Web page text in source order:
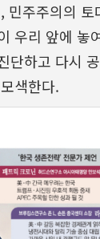
민주주의의 토
우리 앞에 놓
단하고 다시
색한다.